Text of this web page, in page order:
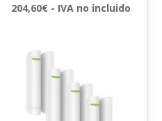
204,60€ - IVA no incluido